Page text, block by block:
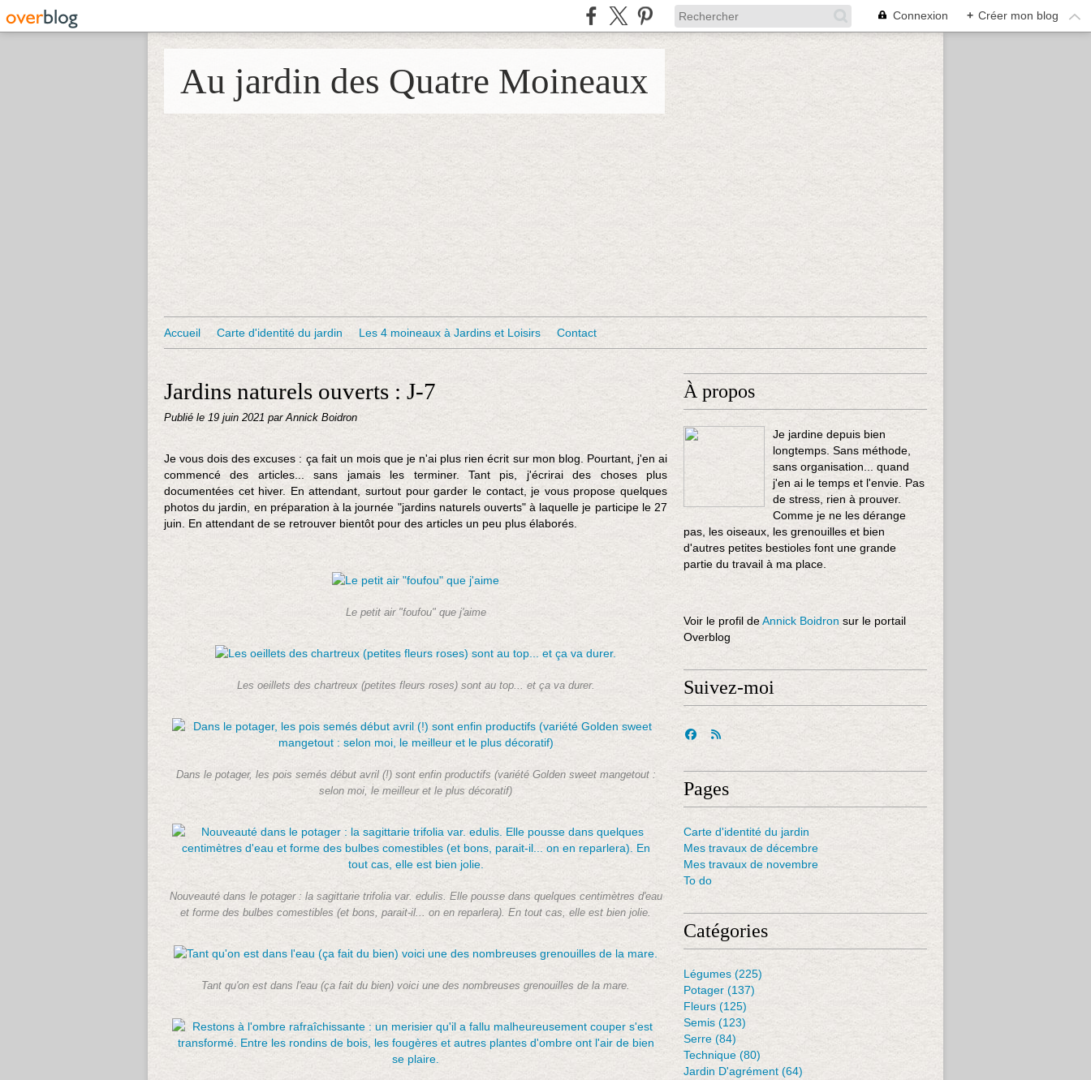
Connexion + Créer mon blog
Au jardin des Quatre Moineaux
Accueil Carte d'identité du jardin Les 4 moineaux à Jardins et Loisirs Contact
Jardins naturels ouverts : J-7
Publié le 19 juin 2021 par Annick Boidron
Je vous dois des excuses : ça fait un mois que je n'ai plus rien écrit sur mon blog. Pourtant, j'en ai
commencé des articles... sans jamais les terminer. Tant pis, j'écrirai des choses plus
documentées cet hiver. En attendant, surtout pour garder le contact, je vous propose quelques
photos du jardin, en préparation à la journée "jardins naturels ouverts" à laquelle je participe le 27
juin. En attendant de se retrouver bientôt pour des articles un peu plus élaborés.
Le petit air "foufou" que j'aime
Les oeillets des chartreux (petites fleurs roses) sont au top... et ça va durer.
Dans le potager, les pois semés début avril (!) sont enfin productifs (variété Golden sweet mangetout :
selon moi, le meilleur et le plus décoratif)
Nouveauté dans le potager : la sagittarie trifolia var. edulis. Elle pousse dans quelques centimètres d'eau
et forme des bulbes comestibles (et bons, parait-il... on en reparlera). En tout cas, elle est bien jolie.
Tant qu'on est dans l'eau (ça fait du bien) voici une des nombreuses grenouilles de la mare.
À propos
Je jardine depuis bien
longtemps. Sans méthode,
sans organisation... quand
j'en ai le temps et l'envie. Pas
de stress, rien à prouver.
Comme je ne les dérange
pas, les oiseaux, les grenouilles et bien
d'autres petites bestioles font une grande
partie du travail à ma place.
Voir le profil deAnnick Boidron sur le portail
Overblog
Suivez-moi
Pages
Carte d'identité du jardin
Mes travaux de décembre
Mes travaux de novembre
To do
Catégories
Légumes (225)
Potager (137)
Fleurs (125)
Semis (123)
Serre (84)
Technique (80)
Jardin D'agrément (64)